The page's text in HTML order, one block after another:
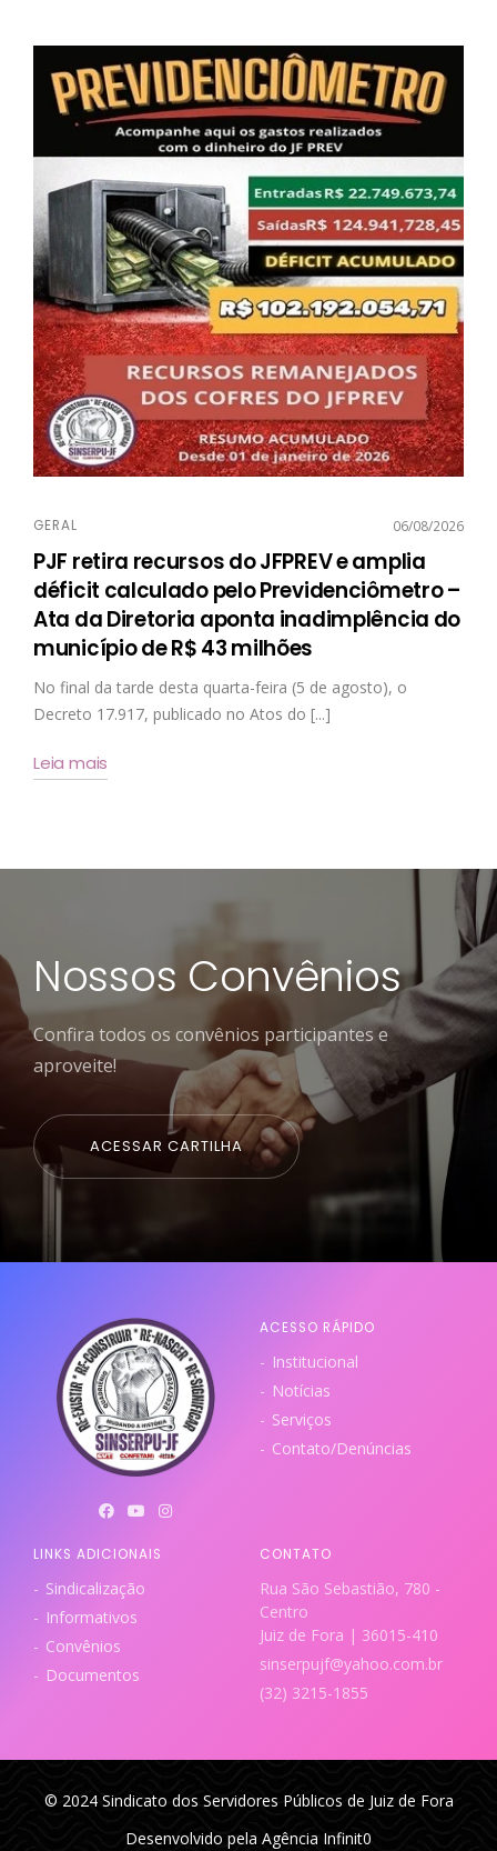
GERAL 06/08/2026
PJF retira recursos do JFPREV e amplia
déficit calculado pelo Previdenciômetro –
Ata da Diretoria aponta inadimplência do
município de R$ 43 milhões
No final da tarde desta quarta-feira (5 de agosto), o
Decreto 17.917, publicado no Atos do [...]
Leia mais
Nossos Convênios
Confira todos os convênios participantes e
aproveite!
ACESSAR CARTILHA
ACESSO RÁPIDO
Institucional
Notícias
Serviços
Contato/Denúncias
LINKS ADICIONAIS
Sindicalização
Informativos
Convênios
Documentos
CONTATO
Rua São Sebastião, 780 -
Centro
Juiz de Fora | 36015-410
sinserpujf@yahoo.com.br
(32) 3215-1855
© 2024 Sindicato dos Servidores Públicos de Juiz de Fora
Desenvolvido pela Agência Infinit0